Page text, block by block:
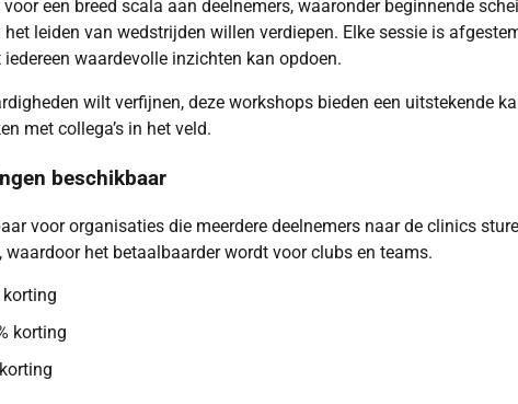
een breed scala aan deelnemers, waaronder beginnende
leiden van wedstrijden willen verdiepen. Elke sessie is
waardevolle inzichten kan opdoen.
wilt verfijnen, deze workshops bieden een uitstekende
met collega’s in het veld.
beschikbaar
voor organisaties die meerdere deelnemers naar de clinics
waardoor het betaalbaarder wordt voor clubs en teams.
korting
korting